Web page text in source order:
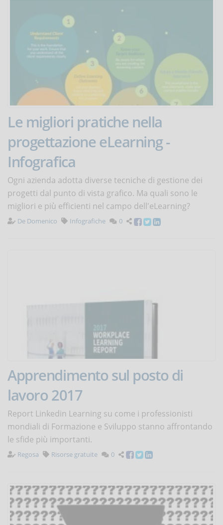
Le migliori pratiche nella
progettazione eLearning -
Infografica
Ogni azienda adotta diverse tecniche di gestione dei
progetti dal punto di vista grafico. Ma quali sono le
migliori e più efficienti nel campo dell'eLearning?
De Domenico Infografiche 0
Apprendimento sul posto di
lavoro 2017
Report Linkedin Learning su come i professionisti
mondiali di Formazione e Sviluppo stanno affrontando
le sfide più importanti.
Regosa Risorse gratuite 0